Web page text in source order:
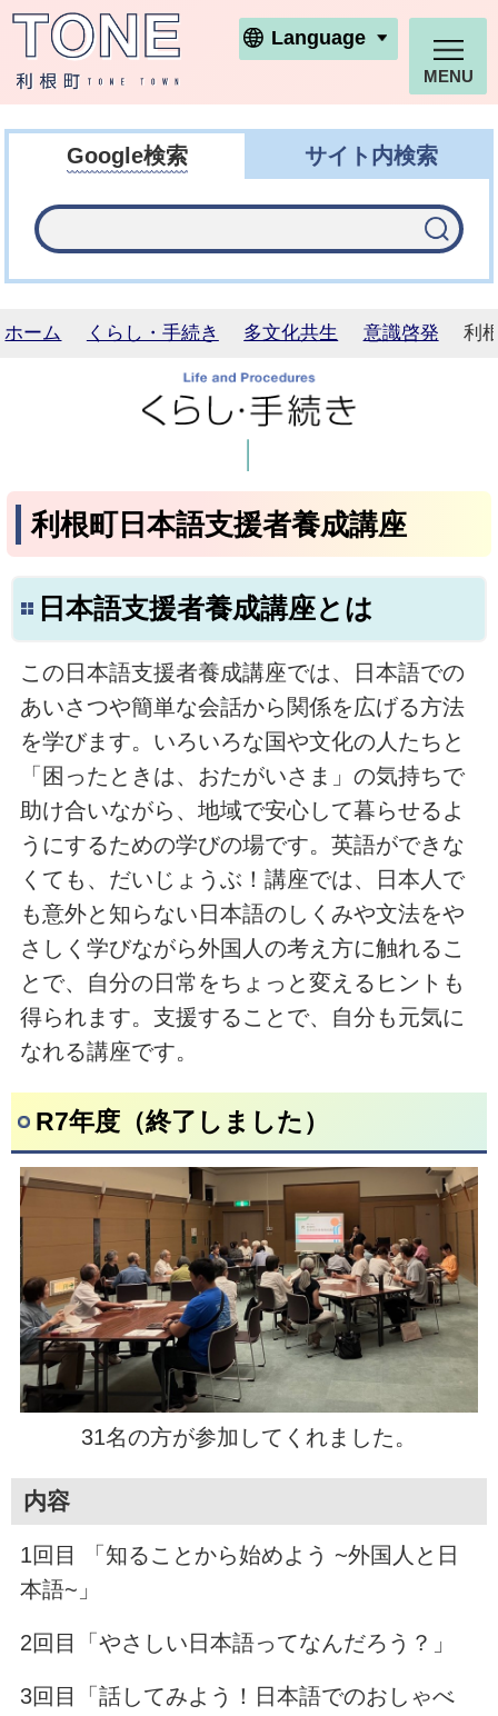
利根町ホームページ
Language
MENU
Google検索 サイト内検索
ホーム くらし・手続き 多文化共生 意識啓発 利
利根町日本語支援者養成講座
日本語支援者養成講座とは
この日本語支援者養成講座では、日本語での
あいさつや簡単な会話から関係を広げる方法
を学びます。いろいろな国や文化の人たちと
「困ったときは、おたがいさま」の気持ちで
助け合いながら、地域で安心して暮らせるよ
うにするための学びの場です。英語ができな
くても、だいじょうぶ！講座では、日本人で
も意外と知らない日本語のしくみや文法をや
さしく学びながら外国人の考え方に触れるこ
とで、自分の日常をちょっと変えるヒントも
得られます。支援することで、自分も元気に
なれる講座です。
R7年度（終了しました）
31名の方が参加してくれました。
内容
1回目 「知ることから始めよう ~外国人と日
本語~」
2回目「やさしい日本語ってなんだろう？」
3回目「話してみよう！日本語でのおしゃべ